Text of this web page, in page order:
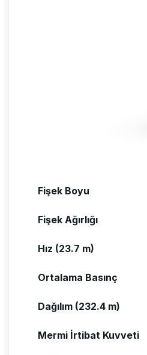
Fişek Boyu
Fişek Ağırlığı
Hız (23.7 m)
Ortalama Basınç
Dağılım (232.4 m)
Mermi İrtibat Kuvveti